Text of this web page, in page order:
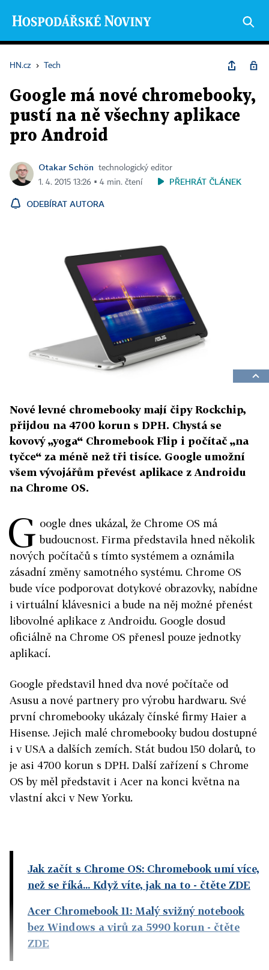
HN.cz › Tech
Google má nové chromebooky,
pustí na ně všechny aplikace
pro Android
Otakar Schön
technologický editor
1. 4. 2015 13:26 ▪ 4 min. čtení
PŘEHRÁT ČLÁNEK
ODEBÍRAT AUTORA
Nové levné chromebooky mají čipy Rockchip,
přijdou na 4700 korun s DPH. Chystá se
kovový „yoga“ Chromebook Flip i počítač „na
tyčce“ za méně než tři tisíce. Google umožní
všem vývojářům převést aplikace z Androidu
na Chrome OS.
G oogle dnes ukázal, že Chrome OS má
budoucnost. Firma představila hned několik
nových počítačů s tímto systémem a oznámila
zásadní změny samotného systému. Chrome OS
bude více podporovat dotykové obrazovky, nabídne
i virtuální klávesnici a bude na něj možné přenést
libovolné aplikace z Androidu. Google dosud
oficiálně na Chrome OS přenesl pouze jednotky
aplikací.
Google představil hned dva nové počítače od
Asusu a nové partnery pro výrobu hardwaru. Své
první chromebooky ukázaly čínské firmy Haier a
Hisense. Jejich malé chromebooky budou dostupné
i v USA a dalších zemích. Stát budou 150 dolarů, to
je asi 4700 korun s DPH. Další zařízení s Chrome
OS by měl představit i Acer na konci května na
vlastní akci v New Yorku.
Jak začít s Chrome OS: Chromebook umí více,
než se říká... Když víte, jak na to - čtěte ZDE
Acer Chromebook 11: Malý svižný notebook
bez Windows a virů za 5990 korun - čtěte
ZDE